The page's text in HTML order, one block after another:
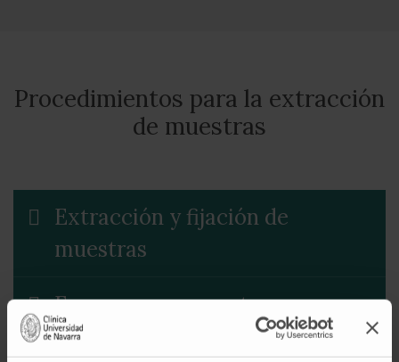
Procedimientos para la extracción
de muestras
Extracción y fijación de
muestras
Frascos para muestras